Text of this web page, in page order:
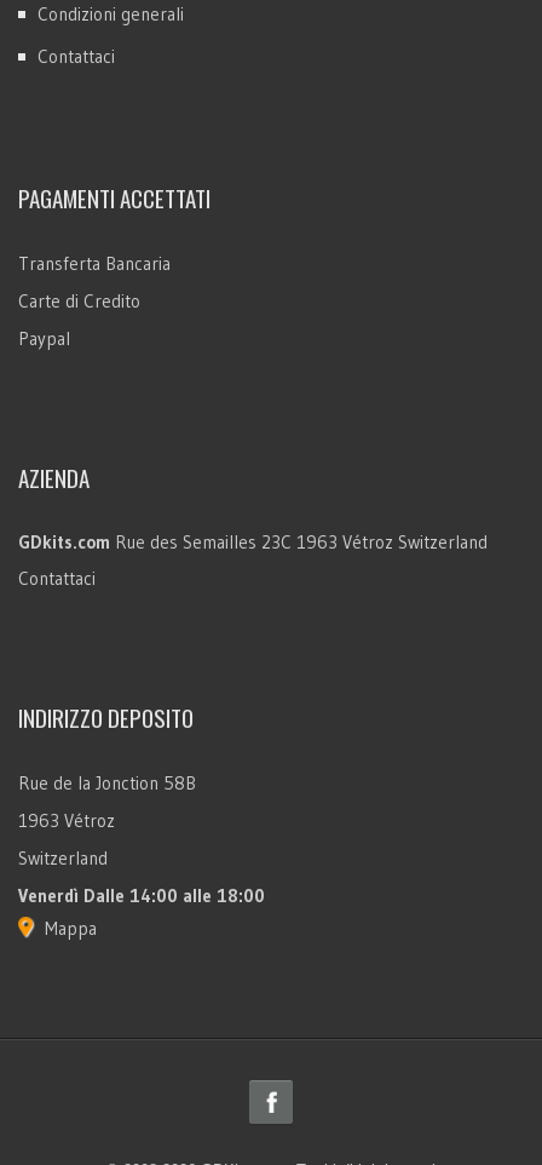
Condizioni generali
Contattaci
PAGAMENTI ACCETTATI
Transferta Bancaria
Carte di Credito
Paypal
AZIENDA
GDkits.com Rue des Semailles 23C 1963 Vétroz Switzerland
Contattaci
INDIRIZZO DEPOSITO
Rue de la Jonction 58B
1963 Vétroz
Switzerland
Venerdì Dalle 14:00 alle 18:00
Mappa